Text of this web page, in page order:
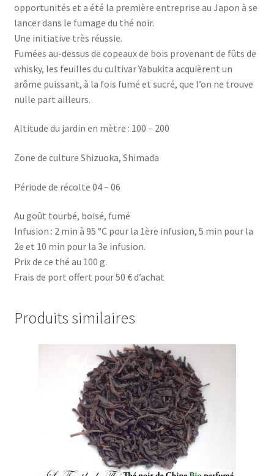
opportunités et a été la première entreprise au Japon à se
lancer dans le fumage du thé noir.
Une initiative très réussie.
Fumées au-dessus de copeaux de bois provenant de fûts de
whisky, les feuilles du cultivar Yabukita acquièrent un
arôme puissant, à la fois fumé et sucré, que l’on ne trouve
nulle part ailleurs.
Altitude du jardin en mètre : 100 – 200
Zone de culture Shizuoka, Shimada
Période de récolte 04 – 06
Au goût tourbé, boisé, fumé
Infusion : 2 min à 95 °C pour la 1ère infusion, 5 min pour la
2e et 10 min pour la 3e infusion.
Prix de ce thé au 100 g.
Frais de port offert pour 50 € d’achat
Produits similaires